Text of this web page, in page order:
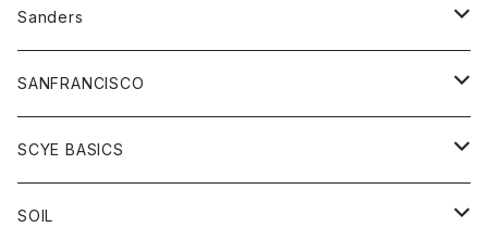
ニット
ベスト
ボトム
ペインターパンツ
帽子
アウター
コート
パーカー
スカート
Tシャツ
トップス
Sanders
グッズ
靴
SANFRANCISCO
アウター
カーディガン
グッズ
SCYE BASICS
ボトム
SOIL